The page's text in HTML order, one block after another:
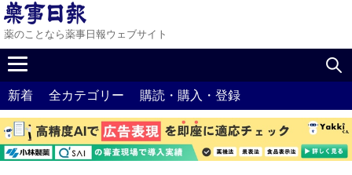
薬のことなら薬事日報ウェブサイト
新着 全カテゴリー 購読・購入・登録